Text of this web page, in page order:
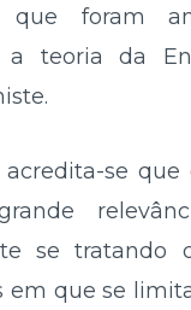
que foram
a teoria da
acredita-se que
se tratando
em que se